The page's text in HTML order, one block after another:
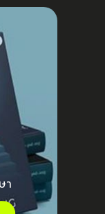
า